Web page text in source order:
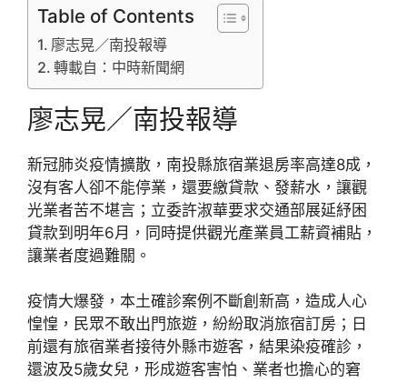
Table of Contents
廖志晃／南投報導
轉載自：中時新聞網
廖志晃／南投報導
新冠肺炎疫情擴散，南投縣旅宿業退房率高達8成，
沒有客人卻不能停業，還要繳貸款、發薪水，讓觀
光業者苦不堪言；立委許淑華要求交通部展延紓困
貸款到明年6月，同時提供觀光產業員工薪資補貼，
讓業者度過難關。
疫情大爆發，本土確診案例不斷創新高，造成人心
惶惶，民眾不敢出門旅遊，紛紛取消旅宿訂房；日
前還有旅宿業者接待外縣市遊客，結果染疫確診，
還波及5歲女兒，形成遊客害怕、業者也擔心的窘